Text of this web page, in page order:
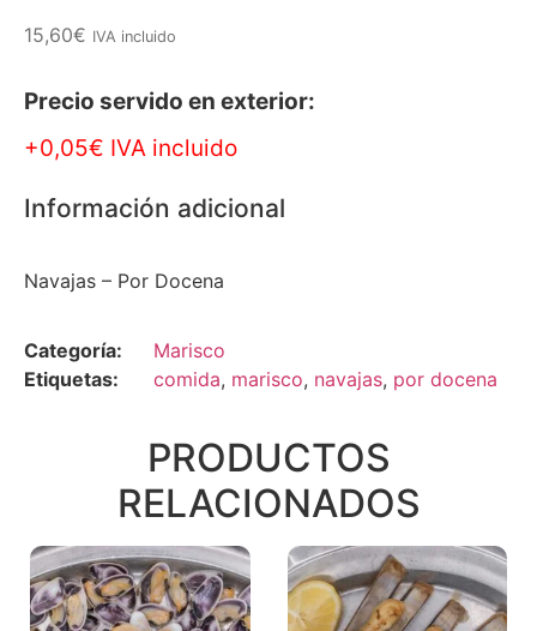
15,60€ IVA incluido
Precio servido en exterior:
+0,05€ IVA incluido
Información adicional
Navajas – Por Docena
Categoría:
Marisco
Etiquetas:
comida, marisco, navajas, por docena
PRODUCTOS
RELACIONADOS